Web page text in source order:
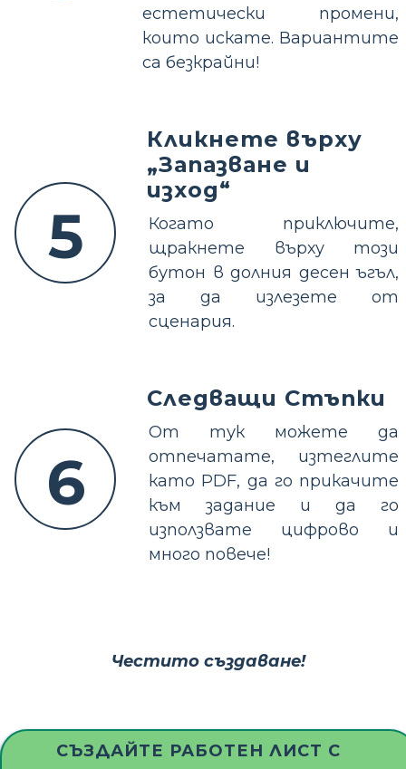
естетически промени,
които искате. Вариантите
са безкрайни!
5
Кликнете върху
„Запазване и
изход“
Когато приключите,
щракнете върху този
бутон в долния десен ъгъл,
за да излезете от
сценария.
6
Следващи Стъпки
От тук можете да
отпечатате, изтеглите
като PDF, да го прикачите
към задание и да го
използвате цифрово и
много повече!
Честито създаване!
СЪЗДАЙТЕ РАБОТЕН ЛИСТ С